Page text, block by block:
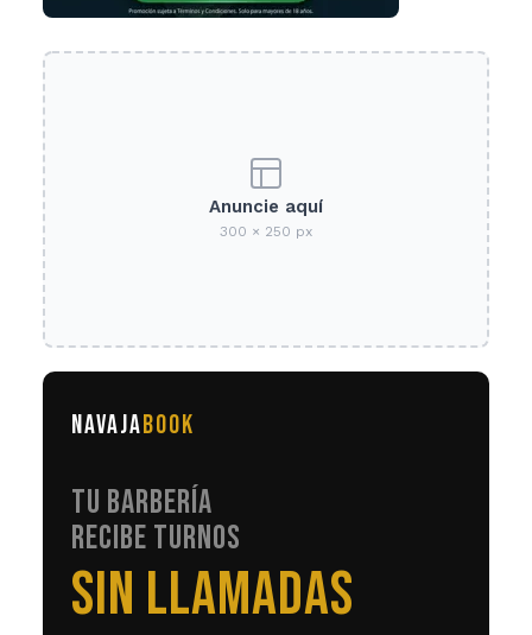
Anuncie aquí
300 × 250 px
NAVAJABOOK
TU BARBERÍA
RECIBE TURNOS
EN AUTOMÁTICO